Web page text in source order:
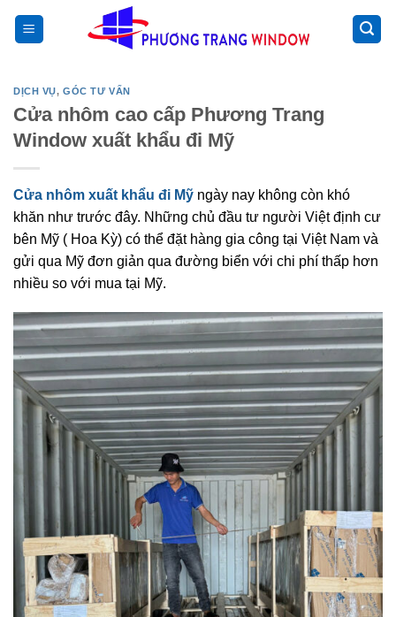
đến
DỊCH VỤ,GÓC TƯ VẤN
Cửa nhôm cao cấp Phương Trang
Window xuất khẩu đi Mỹ
Cửa nhôm xuất khẩu đi Mỹ ngày nay không còn khó
khăn như trước đây. Những chủ đầu tư người Việt định cư
bên Mỹ ( Hoa Kỳ) có thể đặt hàng gia công tại Việt Nam và
gửi qua Mỹ đơn giản qua đường biển với chi phí thấp hơn
nhiều so với mua tại Mỹ.